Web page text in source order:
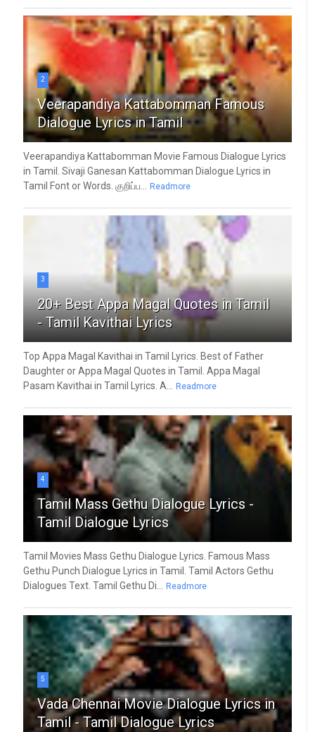
2
Veerapandiya Kattabomman Famous
Dialogue Lyrics in Tamil
Veerapandiya Kattabomman Movie Famous Dialogue Lyrics
in Tamil. Sivaji Ganesan Kattabomman Dialogue Lyrics in
Tamil Font or Words. குறிப்ப... Readmore
3
20+ Best Appa Magal Quotes in Tamil
- Tamil Kavithai Lyrics
Top Appa Magal Kavithai in Tamil Lyrics. Best of Father
Daughter or Appa Magal Quotes in Tamil. Appa Magal
Pasam Kavithai in Tamil Lyrics. A... Readmore
4
Tamil Mass Gethu Dialogue Lyrics -
Tamil Dialogue Lyrics
Tamil Movies Mass Gethu Dialogue Lyrics. Famous Mass
Gethu Punch Dialogue Lyrics in Tamil. Tamil Actors Gethu
Dialogues Text. Tamil Gethu Di... Readmore
5
Vada Chennai Movie Dialogue Lyrics in
Tamil - Tamil Dialogue Lyrics